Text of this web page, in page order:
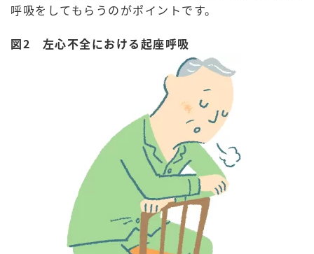
呼吸をしてもらうのがポイントです。
図2 左心不全における起座呼吸